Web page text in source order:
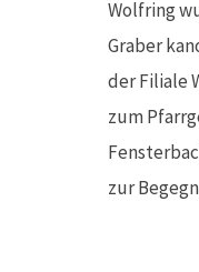
Wolfring
Graber
der Filiale
zum
zur